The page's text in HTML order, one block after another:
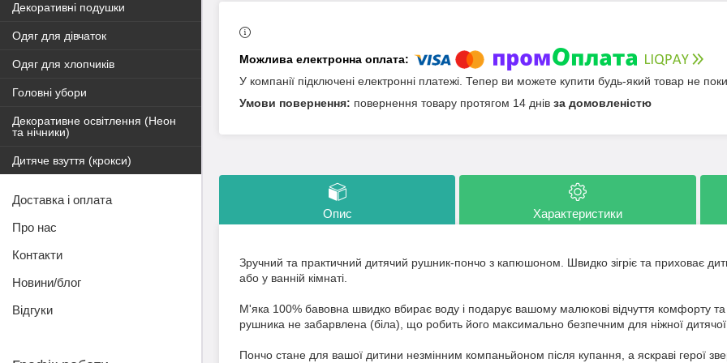
У компанії підключені електронні платежі. Тепер ви можете купити будь-який товар не
повернення товару протягом 14 днів за домовленістю
Опис Характеристики
Зручний та практичний дитячий рушник-пончо з капюшоном. Швидко зігріє та приховає
або у ванній кімнаті.
М'яка 100% бавовна швидко вбирає воду і подарує вашому малюкові відчуття комфорту
рушника не забарвлена (біла), що робить його максимально безпечним для ніжної дитячої
Пончо стане для вашої дитини незмінним компаньйоном після купання, а яскраві герої
Декоративні подушки
Одяг для дівчаток
Одяг для хлопчиків
Головні убори
Декоративне освітлення (Неон
та нічники)
Дитяче взуття (крокси)
Доставка і оплата
Про нас
Контакти
Новини/блог
Відгуки